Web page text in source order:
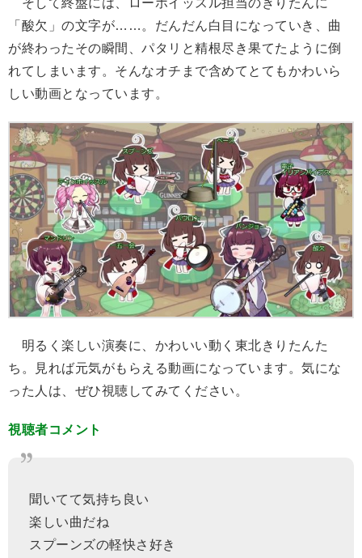
そして終盤には、ローホイッスル担当のきりたんに
「酸欠」の文字が……。だんだん白目になっていき、曲
が終わったその瞬間、パタリと精根尽き果てたように倒
れてしまいます。そんなオチまで含めてとてもかわいら
しい動画となっています。
明るく楽しい演奏に、かわいい動く東北きりたんた
ち。見れば元気がもらえる動画になっています。気にな
った人は、ぜひ視聴してみてください。
視聴者コメント
聞いてて気持ち良い
楽しい曲だね
スプーンズの軽快さ好き